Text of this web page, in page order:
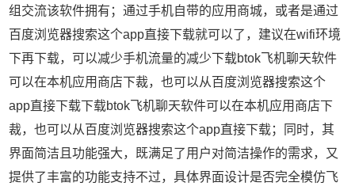
组交流该软件拥有；通过手机自带的应用商城，或者是通过
百度浏览器搜索这个app直接下载就可以了，建议在wifi环境
下再下载，可以减少手机流量的减少下载btok飞机聊天软件
可以在本机应用商店下裁，也可以从百度浏览器搜索这个
app直接下载下载btok飞机聊天软件可以在本机应用商店下
裁，也可以从百度浏览器搜索这个app直接下载；同时，其
界面简洁且功能强大，既满足了用户对简洁操作的需求，又
提供了丰富的功能支持不过，具体界面设计是否完全模仿飞